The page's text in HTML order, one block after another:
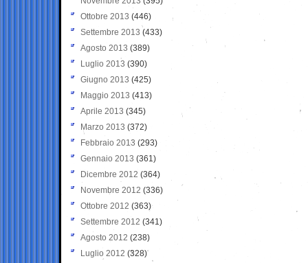
Ottobre 2013 (446)
Settembre 2013 (433)
Agosto 2013 (389)
Luglio 2013 (390)
Giugno 2013 (425)
Maggio 2013 (413)
Aprile 2013 (345)
Marzo 2013 (372)
Febbraio 2013 (293)
Gennaio 2013 (361)
Dicembre 2012 (364)
Novembre 2012 (336)
Ottobre 2012 (363)
Settembre 2012 (341)
Agosto 2012 (238)
Luglio 2012 (328)